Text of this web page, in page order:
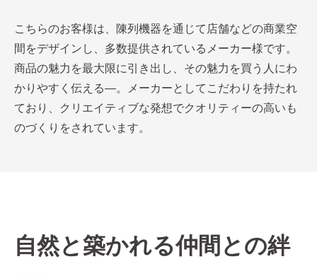
こちらのお客様は、陳列機器を通じて店舗などの商業空
間をデザインし、多数提供されているメーカー様です。
商品の魅⼒を最⼤限に引き出し、その魅⼒を買う⼈にわ
かりやすく伝える―。メーカーとしてこだわりを持たれ
ており、クリエイティブな発想でクオリティーの⾼いも
のづくりをされています。
⾃然と築かれる仲間との絆